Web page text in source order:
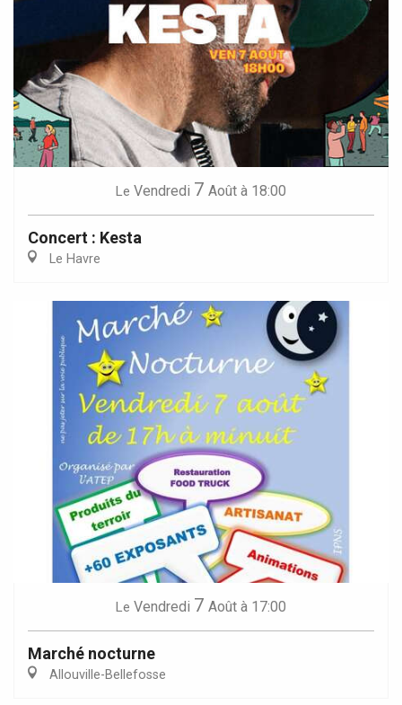
Le Vendredi 7 Août à 18:00
Concert : Kesta
Le Havre
Le Vendredi 7 Août à 17:00
Marché nocturne
Allouville-Bellefosse